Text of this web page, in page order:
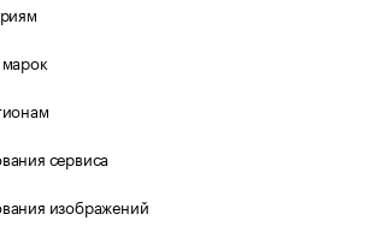
марок
сервиса
изображений